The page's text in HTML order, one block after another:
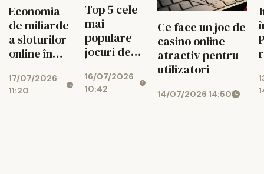
Economia
de miliarde
a sloturilor
online în
17/07/2026
11:20
Top 5 cele
mai
populare
jocuri de
online
16/07/2026
10:42
Ce face un joc de
casino online
atractiv pentru
utilizatori
14/07/2026 14:50